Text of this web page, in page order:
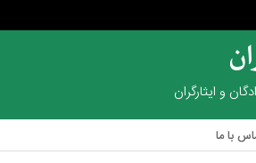
و ایثارگران
با ما